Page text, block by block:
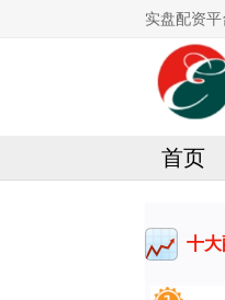
实盘配资
首页
十